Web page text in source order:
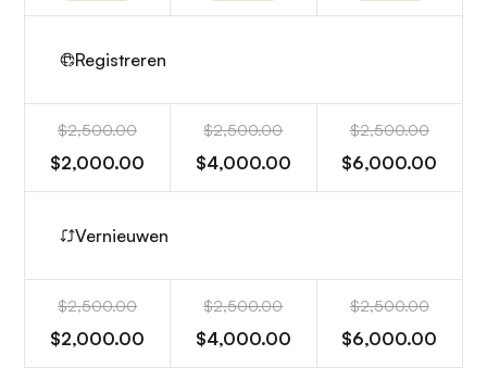
Registreren
$2,500.00
$2,000.00
$2,500.00
$4,000.00
$2,500.00
$6,000.00
Vernieuwen
$2,500.00
$2,000.00
$2,500.00
$4,000.00
$2,500.00
$6,000.00